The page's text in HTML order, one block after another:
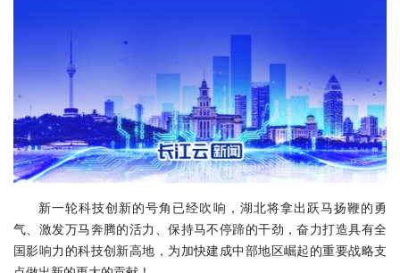
新一轮科技创新的号角已经吹响，湖北将拿出跃马扬鞭的勇
气、激发万马奔腾的活力、保持马不停蹄的干劲，奋力打造具有全
国影响力的科技创新高地，为加快建成中部地区崛起的重要战略支